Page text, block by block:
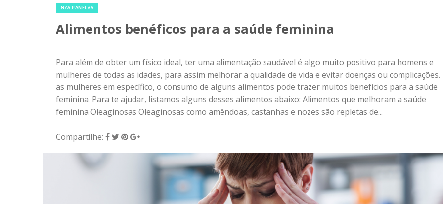
NAS PANELAS
Alimentos benéficos para a saúde feminina
Para além de obter um físico ideal, ter uma alimentação saudável é algo muito positivo para homens e
mulheres de todas as idades, para assim melhorar a qualidade de vida e evitar doenças ou complicações.
as mulheres em específico, o consumo de alguns alimentos pode trazer muitos benefícios para a saúde
feminina. Para te ajudar, listamos alguns desses alimentos abaixo: Alimentos que melhoram a saúde
feminina Oleaginosas Oleaginosas como amêndoas, castanhas e nozes são repletas de...
Compartilhe: